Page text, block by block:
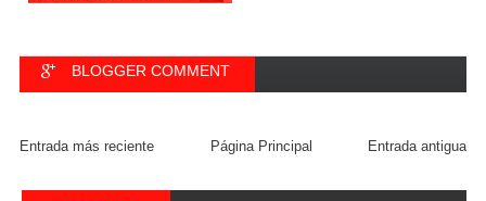
BLOGGER COMMENT
Entrada más reciente Entrada antigua
Página Principal